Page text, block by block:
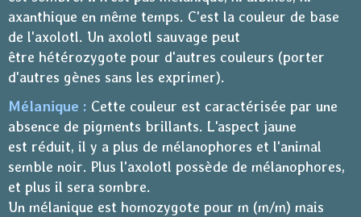
axanthique en même temps. C'est la couleur de base
de l'axolotl. Un axolotl sauvage peut
être hétérozygote pour d'autres couleurs (porter
d'autres gènes sans les exprimer).
Mélanique : Cette couleur est caractérisée par une
absence de pigments brillants. L'aspect jaune
est réduit, il y a plus de mélanophores et l'animal
semble noir. Plus l'axolotl possède de mélanophores,
et plus il sera sombre.
Un mélanique est homozygote pour m (m/m) mais